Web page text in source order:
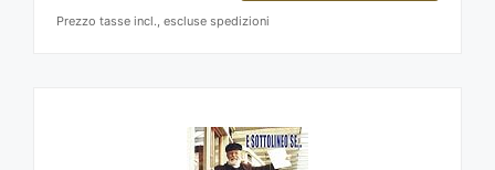
Prezzo tasse incl., escluse spedizioni